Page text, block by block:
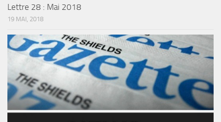
Lettre 28 : Mai 2018
19 MAI, 2018